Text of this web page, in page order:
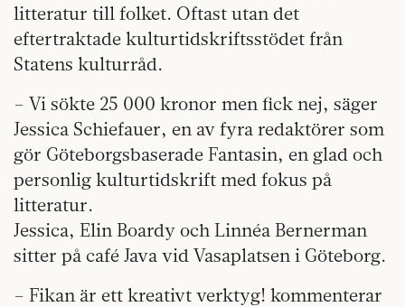
litteratur till folket. Oftast utan det
eftertraktade kulturtidskriftsstödet från
Statens kulturråd.
– Vi sökte 25 000 kronor men fick nej, säger
Jessica Schiefauer, en av fyra redaktörer som
gör Göteborgsbaserade Fantasin, en glad och
personlig kulturtidskrift med fokus på
litteratur.
Jessica, Elin Boardy och Linnéa Bernerman
sitter på café Java vid Vasaplatsen i Göteborg.
– Fikan är ett kreativt verktyg! kommenterar